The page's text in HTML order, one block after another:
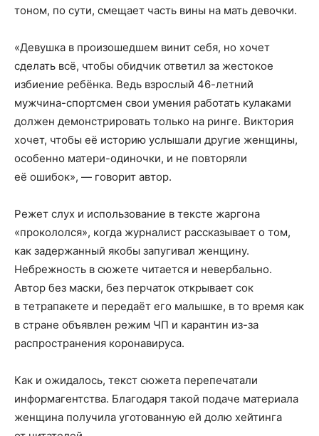
тоном, по сути, смещает часть вины на мать девочки.
«Девушка в произошедшем винит себя, но хочет
сделать всё, чтобы обидчик ответил за жестокое
избиение ребёнка. Ведь взрослый 46-летний
мужчина-спортсмен свои умения работать кулаками
должен демонстрировать только на ринге. Виктория
хочет, чтобы её историю услышали другие женщины,
особенно матери-одиночки, и не повторяли
её ошибок», — говорит автор.
Режет слух и использование в тексте жаргона
«прокололся», когда журналист рассказывает о том,
как задержанный якобы запугивал женщину.
Небрежность в сюжете читается и невербально.
Автор без маски, без перчаток открывает сок
в тетрапакете и передаёт его малышке, в то время как
в стране объявлен режим ЧП и карантин из-за
распространения коронавируса.
Как и ожидалось, текст сюжета перепечатали
информагентства. Благодаря такой подаче материала
женщина получила уготованную ей долю хейтинга